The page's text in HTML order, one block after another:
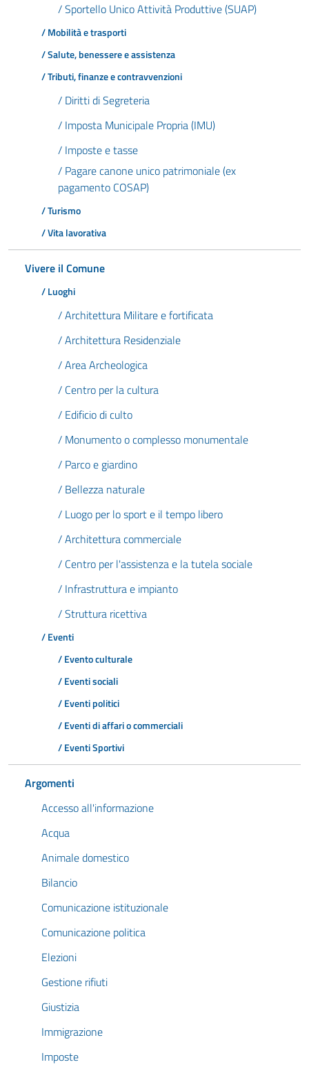
/ Sportello Unico Attività Produttive (SUAP)
/ Mobilità e trasporti
/ Salute, benessere e assistenza
/ Tributi, finanze e contravvenzioni
/ Diritti di Segreteria
/ Imposta Municipale Propria (IMU)
/ Imposte e tasse
/ Pagare canone unico patrimoniale (ex
pagamento COSAP)
/ Turismo
/ Vita lavorativa
Vivere il Comune
/ Luoghi
/ Architettura Militare e fortificata
/ Architettura Residenziale
/ Area Archeologica
/ Centro per la cultura
/ Edificio di culto
/ Monumento o complesso monumentale
/ Parco e giardino
/ Bellezza naturale
/ Luogo per lo sport e il tempo libero
/ Architettura commerciale
/ Centro per l'assistenza e la tutela sociale
/ Infrastruttura e impianto
/ Struttura ricettiva
/ Eventi
/ Evento culturale
/ Eventi sociali
/ Eventi politici
/ Eventi di affari o commerciali
/ Eventi Sportivi
Argomenti
Accesso all'informazione
Acqua
Animale domestico
Bilancio
Comunicazione istituzionale
Comunicazione politica
Elezioni
Gestione rifiuti
Giustizia
Immigrazione
Imposte